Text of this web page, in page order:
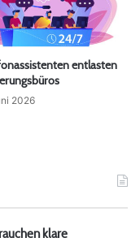
entlasten
2026
klare